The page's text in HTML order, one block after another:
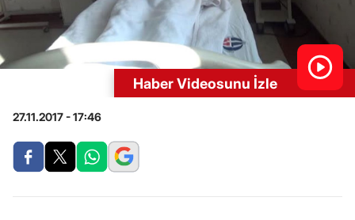
Haber Videosunu İzle
27.11.2017 - 17:46